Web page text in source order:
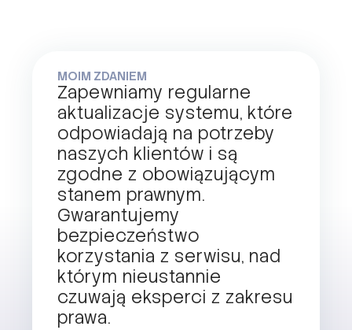
MOIM ZDANIEM
Zapewniamy regularne
aktualizacje systemu, które
odpowiadają na potrzeby
naszych klientów i są
zgodne z obowiązującym
stanem prawnym.
Gwarantujemy
bezpieczeństwo
korzystania z serwisu, nad
którym nieustannie
czuwają eksperci z zakresu
prawa.